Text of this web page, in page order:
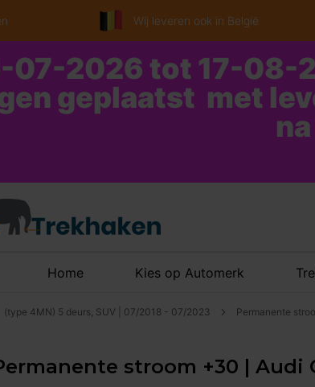
Wij leveren ook in België
07-2026 tot 17-08-
geplaatst met
Home Kies op Automerk
(type 4MN) 5 deurs, SUV | 07/2018 - 07/2023 Permanente
stroom +30 | Audi